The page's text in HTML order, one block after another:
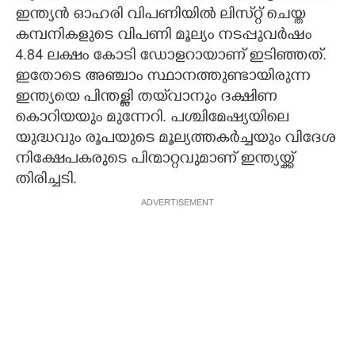
ഇന്ത്യൻ ഓഹരി വിപണിയിൽ ലിസ്‌റ്റ് ചെയ്ത
കമ്പനികളുടെ വിപണി മൂല്യം നടപ്പുവർഷം
4.84 ലക്ഷം കോടി ഡോളറായാണ് ഇടിഞ്ഞത്.
ഇതോടെ അഞ്ചാം സ്ഥാനത്തുണ്ടായിരുന്ന
ഇന്ത്യയെ പിന്തള്ളി തയ്‌വാനും ദക്ഷിണ
കൊറിയയും മുന്നേറി. പശ്ചിമേഷ്യയിലെ
യുദ്ധവും രൂപയുടെ മൂല്യത്തകർച്ചയും വിദേശ
നിക്ഷേപകരുടെ പിന്മാറ്റവുമാണ് ഇന്ത്യയ്ക്ക്
തിരിച്ചടി.
ADVERTISEMENT